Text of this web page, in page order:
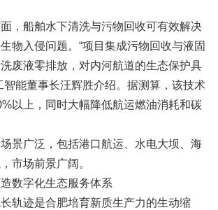
船舶水下清洗与污物回收可有效解决
物入侵问题。“项目集成污物回收与液固
废液零排放，对内河航道的生态保护具
智能董事长汪辉胜介绍。据测算，该技术
以上，同时大幅降低航运燃油消耗和碳
广泛，包括港口航运、水电大坝、海
市场前景广阔。
字化生态服务体系
迹是合肥培育新质生产力的生动缩